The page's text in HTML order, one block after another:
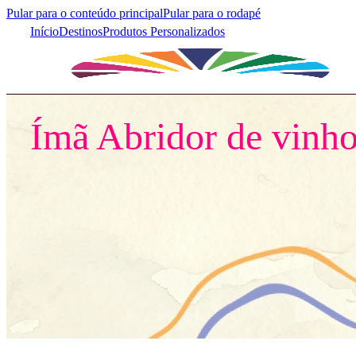
Pular para o conteúdo principalPular para o rodapé
InícioDestinosProdutos Personalizados
Destinos/Brasil/Abridor Ímã Abridor de vinho
Ímã Abridor de